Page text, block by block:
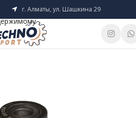
г. Алматы, ул. Шашкина 29